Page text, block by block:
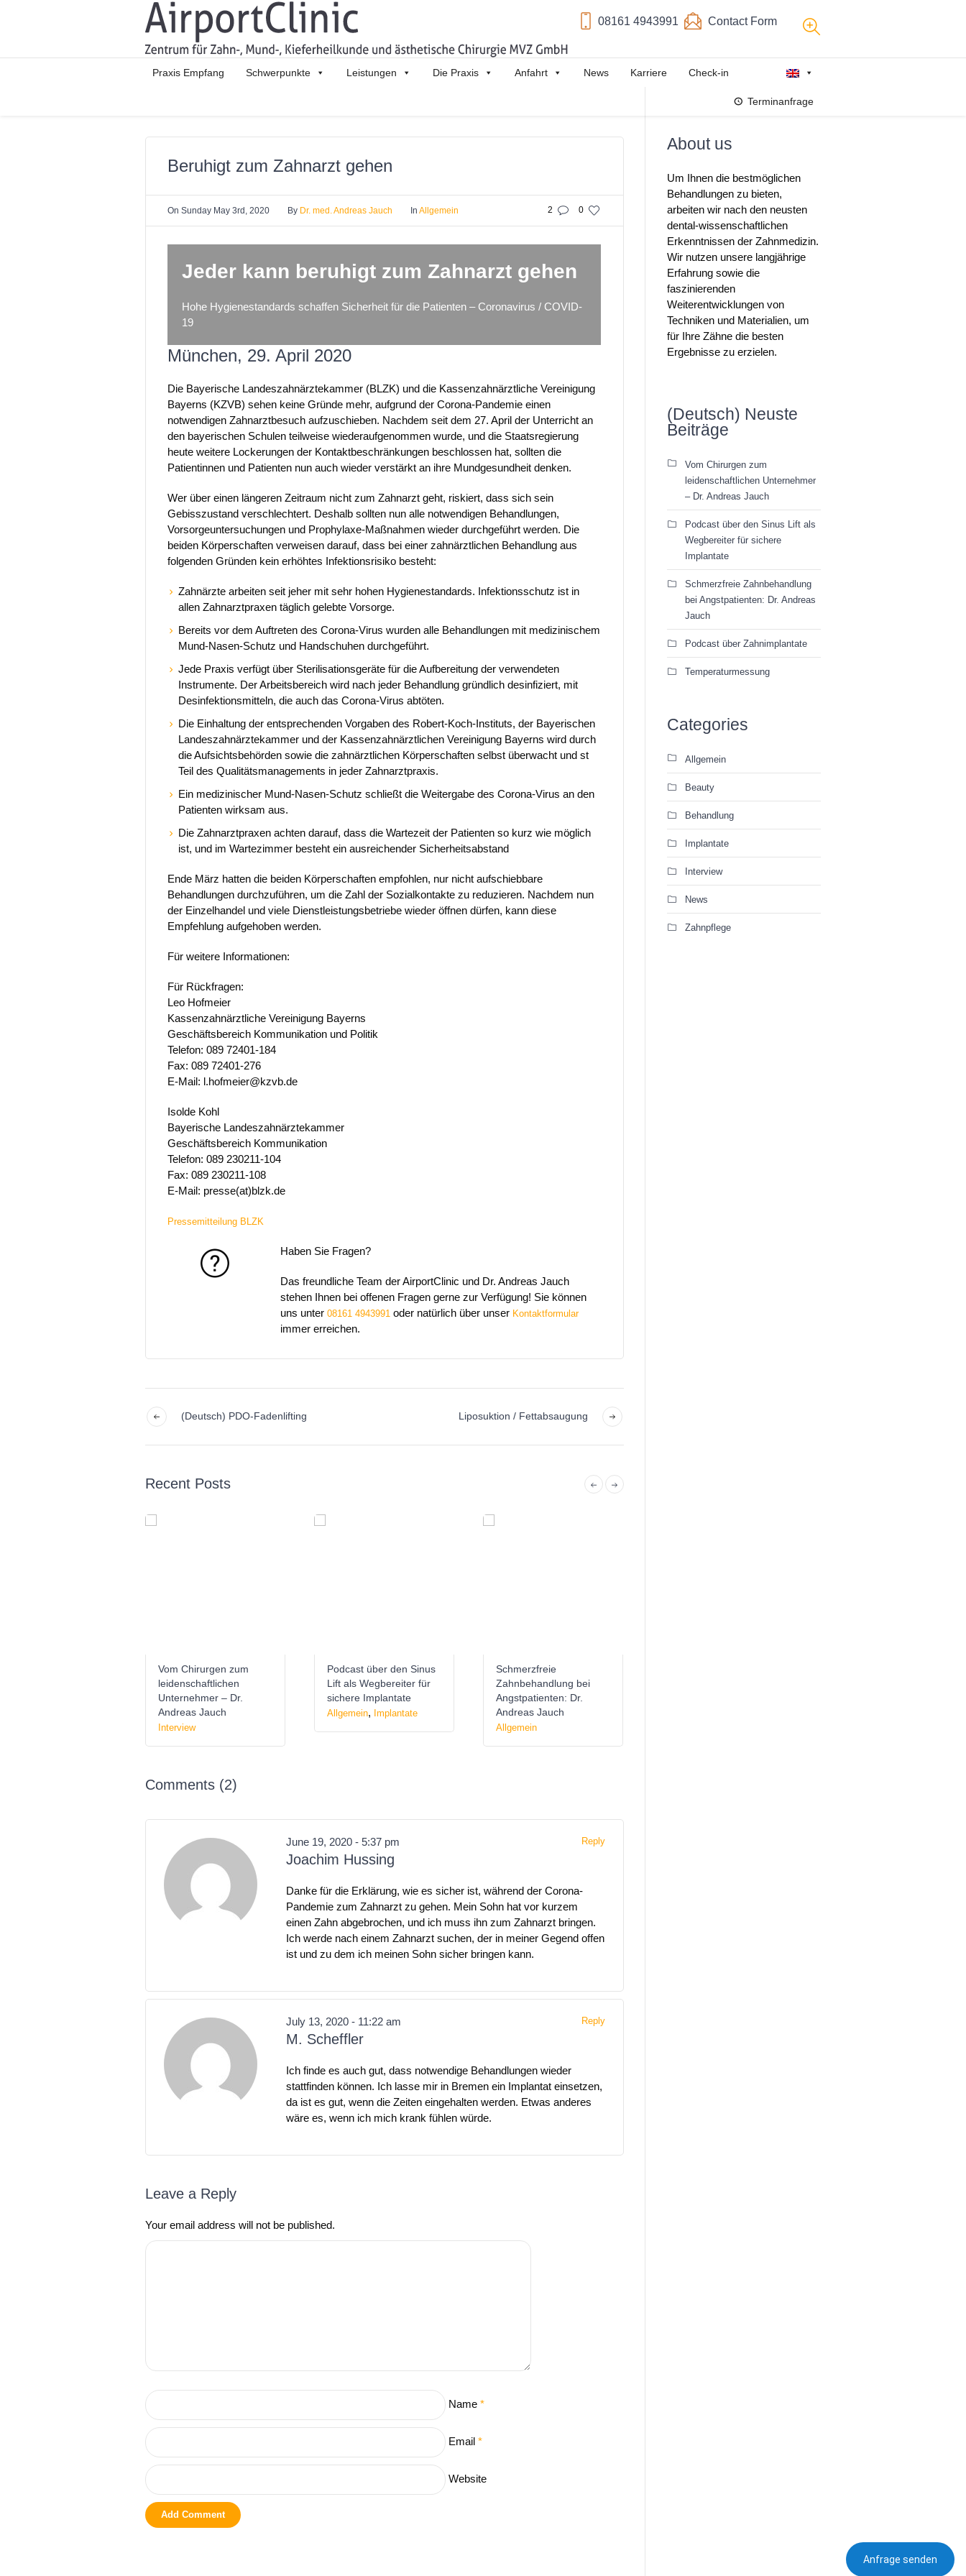
08161 4943991 Contact Form
Praxis Empfang Schwerpunkte Leistungen Die Praxis Anfahrt News Karriere Check-in
Terminanfrage
Beruhigt zum Zahnarzt gehen
2 0
On Sunday May 3rd, 2020 By Dr. med. Andreas Jauch In Allgemein
Jeder kann beruhigt zum Zahnarzt gehen
Hohe Hygienestandards schaffen Sicherheit für die Patienten – Coronavirus / COVID-
19
München, 29. April 2020
Die Bayerische Landeszahnärztekammer (BLZK) und die Kassenzahnärztliche Vereinigung
Bayerns (KZVB) sehen keine Gründe mehr, aufgrund der Corona-Pandemie einen
notwendigen Zahnarztbesuch aufzuschieben. Nachdem seit dem 27. April der Unterricht an
den bayerischen Schulen teilweise wiederaufgenommen wurde, und die Staatsregierung
heute weitere Lockerungen der Kontaktbeschränkungen beschlossen hat, sollten die
Patientinnen und Patienten nun auch wieder verstärkt an ihre Mundgesundheit denken.
Wer über einen längeren Zeitraum nicht zum Zahnarzt geht, riskiert, dass sich sein
Gebisszustand verschlechtert. Deshalb sollten nun alle notwendigen Behandlungen,
Vorsorgeuntersuchungen und Prophylaxe-Maßnahmen wieder durchgeführt werden. Die
beiden Körperschaften verweisen darauf, dass bei einer zahnärztlichen Behandlung aus
folgenden Gründen kein erhöhtes Infektionsrisiko besteht:
Zahnärzte arbeiten seit jeher mit sehr hohen Hygienestandards. Infektionsschutz ist in
allen Zahnarztpraxen täglich gelebte Vorsorge.
Bereits vor dem Auftreten des Corona-Virus wurden alle Behandlungen mit medizinischem
Mund-Nasen-Schutz und Handschuhen durchgeführt.
Jede Praxis verfügt über Sterilisationsgeräte für die Aufbereitung der verwendeten
Instrumente. Der Arbeitsbereich wird nach jeder Behandlung gründlich desinfiziert, mit
Desinfektionsmitteln, die auch das Corona-Virus abtöten.
Die Einhaltung der entsprechenden Vorgaben des Robert-Koch-Instituts, der Bayerischen
Landeszahnärztekammer und der Kassenzahnärztlichen Vereinigung Bayerns wird durch
die Aufsichtsbehörden sowie die zahnärztlichen Körperschaften selbst überwacht und st
Teil des Qualitätsmanagements in jeder Zahnarztpraxis.
Ein medizinischer Mund-Nasen-Schutz schließt die Weitergabe des Corona-Virus an den
Patienten wirksam aus.
Die Zahnarztpraxen achten darauf, dass die Wartezeit der Patienten so kurz wie möglich
ist, und im Wartezimmer besteht ein ausreichender Sicherheitsabstand
Ende März hatten die beiden Körperschaften empfohlen, nur nicht aufschiebbare
Behandlungen durchzuführen, um die Zahl der Sozialkontakte zu reduzieren. Nachdem nun
der Einzelhandel und viele Dienstleistungsbetriebe wieder öffnen dürfen, kann diese
Empfehlung aufgehoben werden.
Für weitere Informationen:
Für Rückfragen:
Leo Hofmeier
Kassenzahnärztliche Vereinigung Bayerns
Geschäftsbereich Kommunikation und Politik
Telefon: 089 72401-184
Fax: 089 72401-276
E-Mail: l.hofmeier@kzvb.de
Isolde Kohl
Bayerische Landeszahnärztekammer
Geschäftsbereich Kommunikation
Telefon: 089 230211-104
Fax: 089 230211-108
E-Mail: presse(at)blzk.de
Pressemitteilung BLZK
Haben Sie Fragen?
Das freundliche Team der AirportClinic und Dr. Andreas Jauch
stehen Ihnen bei offenen Fragen gerne zur Verfügung! Sie können
uns unter08161 4943991 oder natürlich über unser Kontaktformular
immer erreichen.
Liposuktion / Fettabsaugung
(Deutsch) PDO-Fadenlifting
Recent Posts
Vom Chirurgen zum
leidenschaftlichen
Unternehmer – Dr.
Andreas Jauch
Interview
Podcast über den Sinus
Lift als Wegbereiter für
sichere Implantate
Allgemein, Implantate
Schmerzfreie
Zahnbehandlung bei
Angstpatienten: Dr.
Andreas Jauch
Allgemein
Comments (2)
Reply
June 19, 2020 - 5:37 pm
Joachim Hussing
Danke für die Erklärung, wie es sicher ist, während der Corona-
Pandemie zum Zahnarzt zu gehen. Mein Sohn hat vor kurzem
einen Zahn abgebrochen, und ich muss ihn zum Zahnarzt bringen.
Ich werde nach einem Zahnarzt suchen, der in meiner Gegend offen
ist und zu dem ich meinen Sohn sicher bringen kann.
Reply
July 13, 2020 - 11:22 am
M. Scheffler
Ich finde es auch gut, dass notwendige Behandlungen wieder
stattfinden können. Ich lasse mir in Bremen ein Implantat einsetzen,
da ist es gut, wenn die Zeiten eingehalten werden. Etwas anderes
wäre es, wenn ich mich krank fühlen würde.
Leave a Reply
Your email address will not be published.
Name *
Email *
Website
About us
Um Ihnen die bestmöglichen
Behandlungen zu bieten,
arbeiten wir nach den neusten
dental-wissenschaftlichen
Erkenntnissen der Zahnmedizin.
Wir nutzen unsere langjährige
Erfahrung sowie die
faszinierenden
Weiterentwicklungen von
Techniken und Materialien, um
für Ihre Zähne die besten
Ergebnisse zu erzielen.
(Deutsch) Neuste
Beiträge
Vom Chirurgen zum
leidenschaftlichen Unternehmer
– Dr. Andreas Jauch
Podcast über den Sinus Lift als
Wegbereiter für sichere
Implantate
Schmerzfreie Zahnbehandlung
bei Angstpatienten: Dr. Andreas
Jauch
Podcast über Zahnimplantate
Temperaturmessung
Categories
Allgemein
Beauty
Behandlung
Implantate
Interview
News
Zahnpflege
Anfrage senden